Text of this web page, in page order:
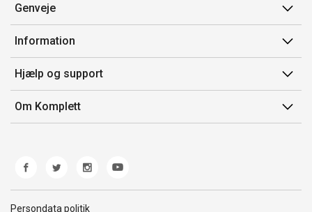
Genveje
Min side
Ordrehistorik
Gavekort
Information
Salgsbetingelser
Mærker/producent
Fortrydelsesret
Hjælp og support
Kontakt os
Kundeservice
Fejl/Mangler
Fragt og levering
Om Komplett
Persondata politik